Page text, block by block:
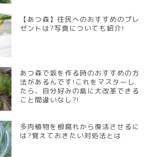
【あつ森】住民へのおすすめのプレ
ゼントは?写真についても紹介!
あつ森で坂を作る時のおすすめの方
法があるんです!これをマスターし
たら、自分好みの島に大改革できる
こと間違いなし?!
多肉植物を根腐れから復活させるに
は?覚えておきたい対処法とは